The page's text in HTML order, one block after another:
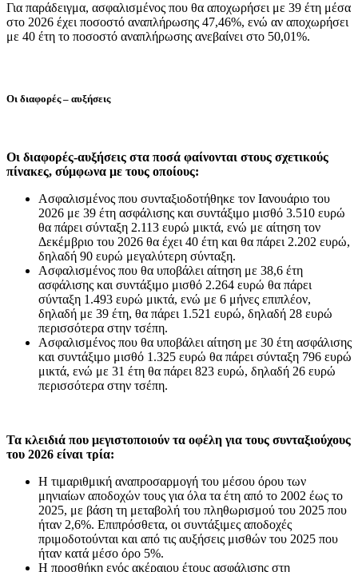
Για παράδειγμα, ασφαλισμένος που θα αποχωρήσει με 39 έτη μέσα
στο 2026 έχει ποσοστό αναπλήρωσης 47,46%, ενώ αν αποχωρήσει
με 40 έτη το ποσοστό αναπλήρωσης ανεβαίνει στο 50,01%.
Οι διαφορές – αυξήσεις
Οι διαφορές-αυξήσεις στα ποσά φαίνονται στους σχετικούς
πίνακες, σύμφωνα με τους οποίους:
Ασφαλισμένος που συνταξιοδοτήθηκε τον Ιανουάριο του
2026 με 39 έτη ασφάλισης και συντάξιμο μισθό 3.510 ευρώ
θα πάρει σύνταξη 2.113 ευρώ μικτά, ενώ με αίτηση τον
Δεκέμβριο του 2026 θα έχει 40 έτη και θα πάρει 2.202 ευρώ,
δηλαδή 90 ευρώ μεγαλύτερη σύνταξη.
Ασφαλισμένος που θα υποβάλει αίτηση με 38,6 έτη
ασφάλισης και συντάξιμο μισθό 2.264 ευρώ θα πάρει
σύνταξη 1.493 ευρώ μικτά, ενώ με 6 μήνες επιπλέον,
δηλαδή με 39 έτη, θα πάρει 1.521 ευρώ, δηλαδή 28 ευρώ
περισσότερα στην τσέπη.
Ασφαλισμένος που θα υποβάλει αίτηση με 30 έτη ασφάλισης
και συντάξιμο μισθό 1.325 ευρώ θα πάρει σύνταξη 796 ευρώ
μικτά, ενώ με 31 έτη θα πάρει 823 ευρώ, δηλαδή 26 ευρώ
περισσότερα στην τσέπη.
Τα κλειδιά που μεγιστοποιούν τα οφέλη για τους συνταξιούχους
του 2026 είναι τρία:
Η τιμαριθμική αναπροσαρμογή του μέσου όρου των
μηνιαίων αποδοχών τους για όλα τα έτη από το 2002 έως το
2025, με βάση τη μεταβολή του πληθωρισμού του 2025 που
ήταν 2,6%. Επιπρόσθετα, οι συντάξιμες αποδοχές
πριμοδοτούνται και από τις αυξήσεις μισθών του 2025 που
ήταν κατά μέσο όρο 5%.
Η προσθήκη ενός ακέραιου έτους ασφάλισης στη